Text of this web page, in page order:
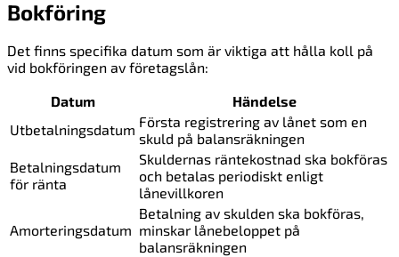
Bokföring
Det finns specifika datum som är viktiga att hålla koll på
vid bokföringen av företagslån:
Datum
Händelse
Utbetalningsdatum Första registrering av lånet som en
skuld på balansräkningen
Betalningsdatum
för ränta
Skuldernas räntekostnad ska bokföras
och betalas periodiskt enligt
lånevillkoren
Amorteringsdatum
Betalning av skulden ska bokföras,
minskar lånebeloppet på
balansräkningen